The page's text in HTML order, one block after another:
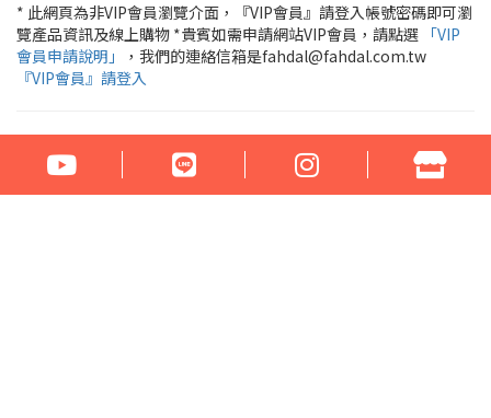
* 此網頁為非VIP會員瀏覽介面，『VIP會員』請登入帳號密碼即可瀏
覽產品資訊及線上購物 *貴賓如需申請網站VIP會員，請點選 「VIP
會員申請說明」
，我們的連絡信箱是fahdal@fahdal.com.tw
『VIP會員』請登入